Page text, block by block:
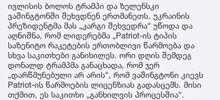
ივლისის ბოლოს ტრამპი და ზელენსკი
ვაშინგტონში შეხვდნენ ერთმანეთს. უკრაინის
პრეზიდენტმა მას „კარგი შეხვედრა“ უწოდა და
აღნიშნა, რომ ლიდერებმა „Patriot-ის ტიპის
საზენიტო რაკეტების ერთობლივი წარმოება და
სხვა საკითხები განიხილეს. ორი დღის შემდეგ
დონალდ ტრამპმა განაცხადა, რომ ჯერ
„დარწმუნებული არ არის“, რომ ვაშინგტონი კიევს
Patriot-ის წარმოების ლიცენზიას გადასცემს. მისი
თქმით, ეს საკითხი „განხილვის პროცესშია“.